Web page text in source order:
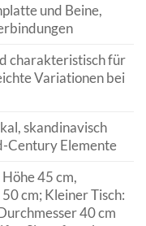
und Beine,
charakteristisch für
Variationen bei
skandinavisch
Century Elemente
45 cm,
cm; Kleiner Tisch:
40 cm